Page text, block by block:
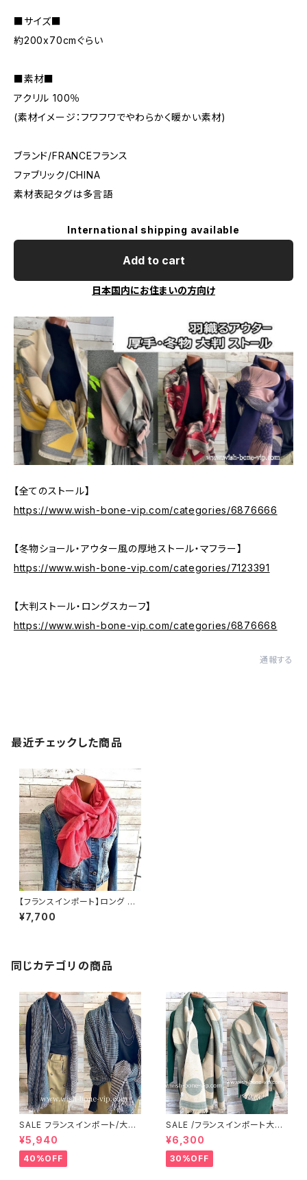
■サイズ■
約200x70cmぐらい
■素材■
アクリル 100％
(素材イメージ：フワフワでやわらかく暖かい素材)
ブランド/FRANCEフランス
ファブリック/CHINA
素材表記タグは多言語
International shipping available
Add to cart
日本国内にお住まいの方向け
【全てのストール】
https://www.wish-bone-vip.com/categories/6876666
【冬物ショール・アウター風の厚地ストール・マフラー】
https://www.wish-bone-vip.com/categories/7123391
【大判ストール・ロングスカーフ】
https://www.wish-bone-vip.com/categories/6876668
通報する
最近チェックした商品
【フランスインポート】ロング 暖
かい冬物 ストール・大判 フワフ
ワ暖かい アクリルスカーフ/ピン
¥7,700
同じカテゴリの商品
SALE フランスインポート/大
判・厚手・暖かいショール｜冬物
大判ストール・厚地・ロングショ
ール/グリーン系切り替えグレン
チェック
¥5,940
40%OFF
SALE /フランスインポート大判
ロングストール・ショール・アウタ
ーストール・暖かい冬物 ・リバー
シブルひざ掛けショール・厚手ス
トール/グリーン系ドット
¥6,300
30%OFF